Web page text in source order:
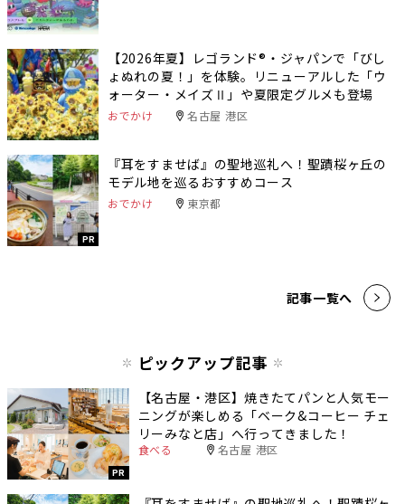
【2026年夏】レゴランド®・ジャパンで「びし
ょぬれの夏！」を体験。リニューアルした「ウ
ォーター・メイズⅡ」や夏限定グルメも登場
おでかけ 名古屋 港区
PR
『耳をすませば』の聖地巡礼へ！聖蹟桜ヶ丘の
モデル地を巡るおすすめコース
おでかけ 東京都
記事一覧へ
ピックアップ記事
PR
【名古屋・港区】焼きたてパンと人気モー
ニングが楽しめる「ベーク&コーヒー チェ
リーみなと店」へ行ってきました！
食べる 名古屋 港区